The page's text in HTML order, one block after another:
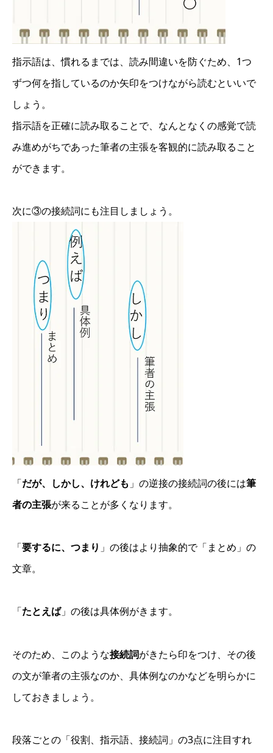
指示語は、慣れるまでは、読み間違いを防ぐため、1つ
ずつ何を指しているのか矢印をつけながら読むといいで
しょう。
指示語を正確に読み取ることで、なんとなくの感覚で読
み進めがちであった筆者の主張を客観的に読み取ること
ができます。
次に③の接続詞にも注目しましょう。
「だが、しかし、けれども 」の逆接の接続詞の後には筆
者の主張が来ることが多くなります。
「要するに、つまり 」の後はより抽象的で「まとめ」の
文章。
「たとえば」の後は具体例がきます。
そのため、このような接続詞がきたら印をつけ、その後
の文が筆者の主張なのか、具体例なのかなどを明らかに
しておきましょう。
段落ごとの「役割、指示語、接続詞」の3点に注目すれ